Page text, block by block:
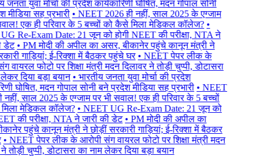
युवा मोर्चा की प्रदेश कार्यकारिणी घोषित, मदन गोपाल सोनी
सह प्रभारी • NEET 2026 ही नहीं, साल 2025 के एग्जाम
एक ही परिवार के 5 बच्चों को कैसे मिला मेडिकल कॉलेज? •
Re-Exam Date: 21 जून को होगी NEET की परीक्षा, NTA ने
• PM मोदी की अपील का असर, बीकानेर पहुंचे कानून मंत्री ने
गाड़ियां; ई-रिक्शा में बैठकर पहुंचे घर • NEET पेपर लीक के
फोटो पर शिक्षा मंत्री मदन दिलावर ने तोड़ी चुप्पी, डोटासरा
दिया बड़ा बयान • भारतीय जनता युवा मोर्चा की प्रदेश
घोषित, मदन गोपाल सोनी बने प्रदेश मीडिया सह प्रभारी • NEET
साल 2025 के एग्जाम पर भी सवाल! एक ही परिवार के 5 बच्चों
मेडिकल कॉलेज? • NEET UG Re-Exam Date: 21 जून को
की परीक्षा, NTA ने जारी की डेट • PM मोदी की अपील का
पहुंचे कानून मंत्री ने छोड़ीं सरकारी गाड़ियां; ई-रिक्शा में बैठकर
NEET पेपर लीक के आरोपी संग वायरल फोटो पर शिक्षा मंत्री मदन
चुप्पी, डोटासरा का नाम लेकर दिया बड़ा बयान